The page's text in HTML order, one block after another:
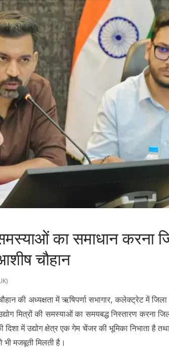
का समाधान करना
चौहान
की अध्यक्षता में ऋषिपर्णा सभागार, कलेक्ट्रेट में
मित्रों की समस्याओं का समयबद्ध निस्तारण करना
में उद्योग क्षेत्र एक गेम चेंजर की भूमिका निभाता है
मजबूती मिलती है।